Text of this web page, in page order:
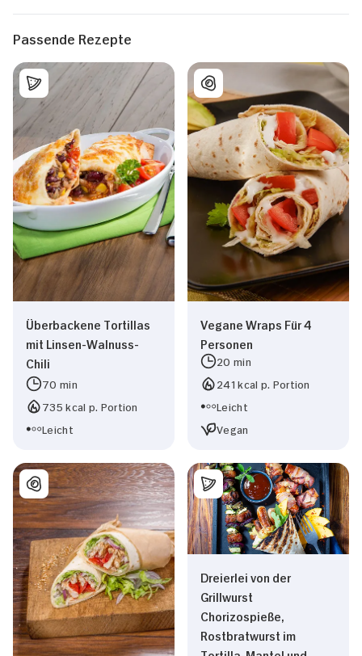
Zustimmung Details Über Cookies
Passende Rezepte
Überbackene Tortillas
mit Linsen-Walnuss-
Chili
70 min
735 kcal p. Portion
Leicht
Vegane Wraps Für 4
Personen
20 min
241 kcal p. Portion
Leicht
Vegan
Dreierlei von der
Grillwurst
Chorizospieße,
Rostbratwurst im